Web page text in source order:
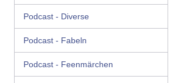
Podcast - Diverse
Podcast - Fabeln
Podcast - Feenmärchen